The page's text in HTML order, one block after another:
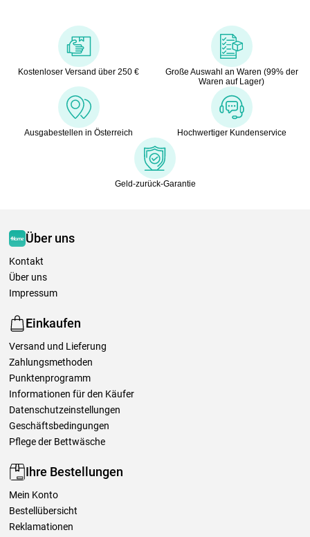
Kostenloser Versand über 250 €
Große Auswahl an Waren (99% der
Waren auf Lager)
Ausgabestellen in Österreich Hochwertiger Kundenservice
Geld-zurück-Garantie
Über uns
Kontakt
Über uns
Impressum
Einkaufen
Versand und Lieferung
Zahlungsmethoden
Punktenprogramm
Informationen für den Käufer
Datenschutzeinstellungen
Geschäftsbedingungen
Pflege der Bettwäsche
Ihre Bestellungen
Mein Konto
Bestellübersicht
Reklamationen